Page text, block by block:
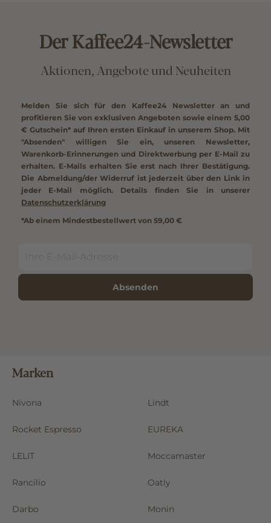
Der Kaffee24-Newsletter
Aktionen, Angebote und Neuheiten
Melden Sie sich für den Kaffee24 Newsletter an und
profitieren Sie von exklusiven Angeboten sowie einem 5,00
€ Gutschein* auf Ihren ersten Einkauf in unserem Shop. Mit
"Absenden" willigen Sie ein, unseren Newsletter,
Warenkorb-Erinnerungen und Direktwerbung per E-Mail zu
erhalten. E-Mails erhalten Sie erst nach Ihrer Bestätigung.
Die Abmeldung/der Widerruf ist jederzeit über den Link in
jeder E-Mail möglich. Details finden Sie in unserer
Datenschutzerklärung
*Ab einem Mindestbestellwert von 59,00 €
Absenden
Marken
Nivona Lindt
Rocket Espresso EUREKA
LELIT Moccamaster
Rancilio Oatly
Darbo Monin